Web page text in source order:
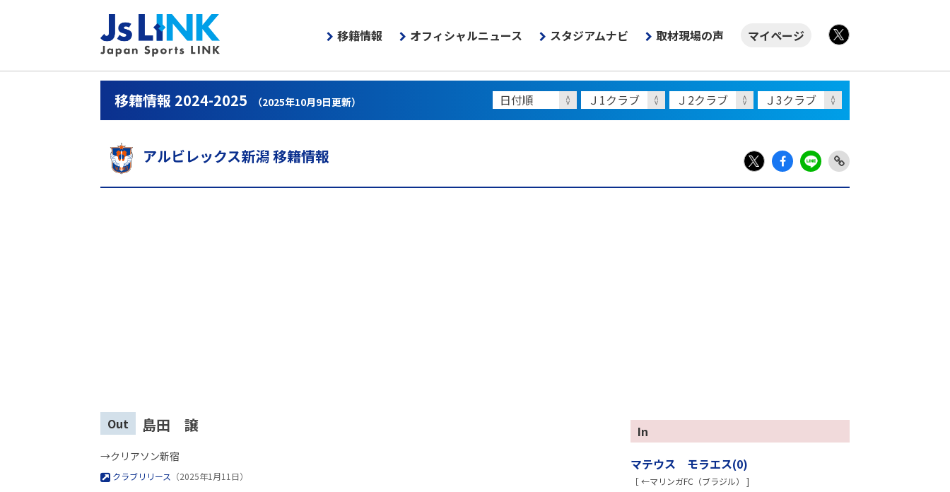
移籍情報 オフィシャルニュース スタジアムナビ 取材現場の声
マイページ
移籍情報 2024-2025 （2025年10月9日更新）
アルビレックス新潟 移籍情報
X
Fac LIN Link
Out 島田 譲
→クリアソン新宿
クラブリリース （2025年1月11日）
In
マテウス モラエス(0)
［ ←マリンガFC（ブラジル） ]